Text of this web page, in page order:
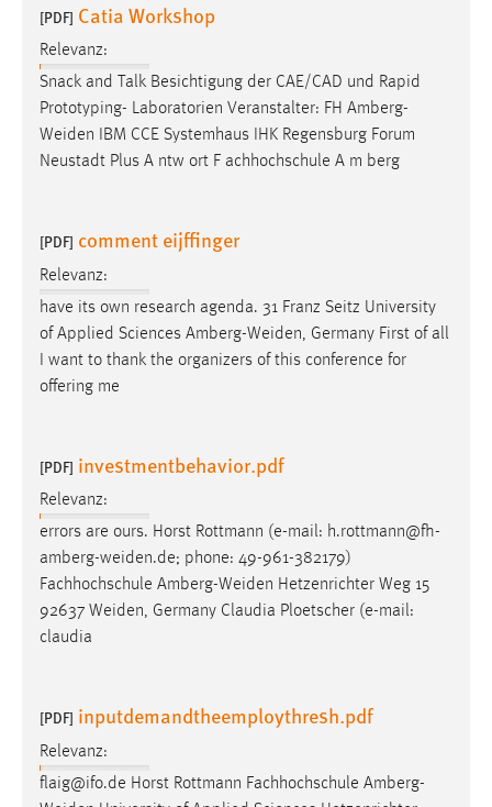
[PDF] Catia Workshop
Relevanz:
Snack and Talk Besichtigung der CAE/CAD und Rapid
Prototyping- Laboratorien Veranstalter: FH Amberg-
Weiden IBM CCE Systemhaus IHK Regensburg Forum
Neustadt Plus A ntw ort F achhochschule A m berg
[PDF] comment eijffinger
Relevanz:
have its own research agenda. 31 Franz Seitz University
of Applied Sciences Amberg-Weiden, Germany First of all
I want to thank the organizers of this conference for
offering me
[PDF] investmentbehavior.pdf
Relevanz:
errors are ours. Horst Rottmann (e-mail: h.rottmann@fh-
amberg-weiden.de; phone: 49-961-382179)
Fachhochschule Amberg-Weiden Hetzenrichter Weg 15
92637 Weiden, Germany Claudia Ploetscher (e-mail:
claudia
[PDF] inputdemandtheemploythresh.pdf
Relevanz:
flaig@ifo.de Horst Rottmann Fachhochschule Amberg-
STATISTIK
Statistik Cookies erfassen Informationen anonym.
Diese Informationen helfen uns zu verstehen, wie
unsere Besucher unsere Website nutzen.
_pk_ref, _pk_cvar, _pk_id, _pk_ses
Zugriffsstatistik
Cookie Laufzeit:
MARKETING
Marketing Cookies werden von Drittanbietern
verwendet, um personalisierte Werbung anzuzeigen.
Sie tun dies, indem sie Besucher über Websites
hinweg verfolgen.
Google Ads
Google Ireland Limited